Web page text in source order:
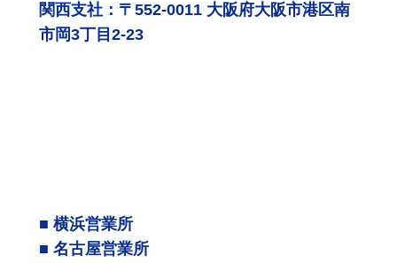
関西支社：〒552-0011 大阪府大阪市港区南
市岡3丁目2-23
■ 横浜営業所
■ 名古屋営業所